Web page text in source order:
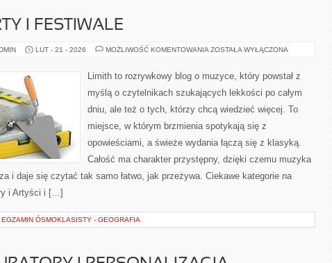
I FESTIWALE
LUT - 21 - 2026 MOŻLIWOŚĆ KOMENTOWANIA KONCERTY
ZOSTAŁA WYŁĄCZONA
Limith to rozrywkowy blog o muzyce, który powstał z
myślą o czytelnikach szukających lekkości po całym
dniu, ale też o tych, którzy chcą wiedzieć więcej. To
miejsce, w którym brzmienia spotykają się z
opowieściami, a świeże wydania łączą się z klasyką.
Całość ma charakter przystępny, dzięki czemu muzyka
i daje się czytać tak samo łatwo, jak przeżywa. Ciekawe kategorie na
i Artyści i […]
EGZAMIN ÓSMOKLASISTY - GEOGRAFIA